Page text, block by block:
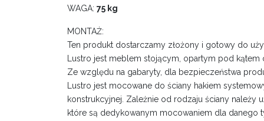
WAGA: 75 kg
MONTAŻ:
Ten produkt dostarczamy złożony i gotowy do
Lustro jest meblem stojącym, opartym pod kątem
Ze względu na gabaryty, dla bezpieczeństwa
Lustro jest mocowane do ściany hakiem
konstrukcyjnej. Zależnie od rodzaju ściany należy
które są dedykowanym mocowaniem dla danego